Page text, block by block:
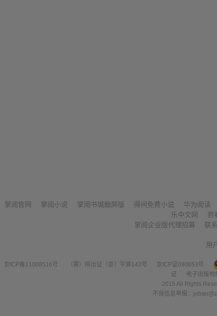
掌阅官网 掌阅小说 掌阅书城触屏版 得间免费小说
华为阅读
乐中文网
若
掌阅企业版代理招募
联
用
京ICP备11008516号 （署）网出证（京）字第143号
京ICP证090653号
证
电子出版
2015 All Rights
不良信息举报：